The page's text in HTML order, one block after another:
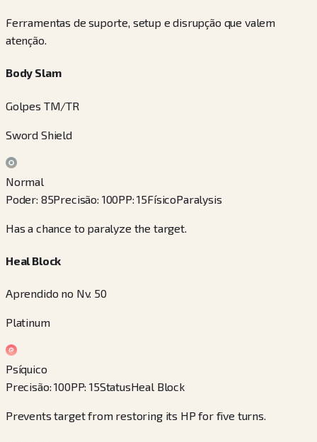
Ferramentas de suporte, setup e disrupção que valem
atenção.
Body Slam
Golpes TM/TR
Sword Shield
Normal
Poder: 85Precisão: 100PP:15FísicoParalysis
Has a chance to paralyze the target.
Heal Block
Aprendido no Nv. 50
Platinum
Psíquico
Precisão:100PP:15StatusHeal Block
Prevents target from restoring its HP for five turns.